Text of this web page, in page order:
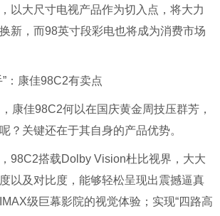
以大尺寸电视产品作为切入点，将大力
新，而98英寸段彩电也将成为消费市场
：康佳98C2有卖点
康佳98C2何以在国庆黄金周技压群芳，
？关键还在于其自身的产品优势。
98C2搭载Dolby Vision杜比视界，大大
以及对比度，能够轻松呈现出震撼逼真
级巨幕影院的视觉体验；实现“四路高